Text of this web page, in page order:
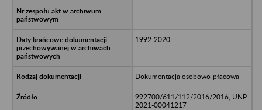
1992-2020
Dokumentacja osobowo-płacowa
992700/611/112/2016/2016; UNP:
2021-00041217